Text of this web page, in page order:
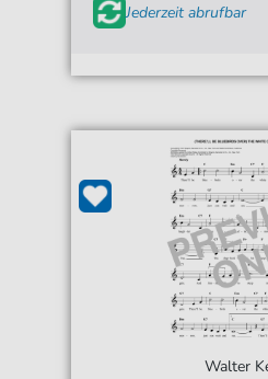
Jederzeit abrufbar
Walter